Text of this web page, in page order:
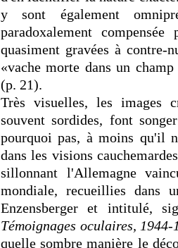
y sont également
paradoxalement
quasiment gravées à contre-
«vache morte dans un
(p. 21).
Très visuelles, les images
souvent sordides, font
pourquoi pas, à moins qu'il
dans les visions
sillonnant l'Allemagne
mondiale, recueillies dans
Enzensberger et intitulé,
Témoignages oculaires, 1944-
quelle sombre manière le